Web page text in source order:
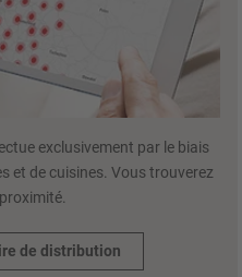
exclusivement par le biais
et de cuisines. Vous trouverez
de distribution